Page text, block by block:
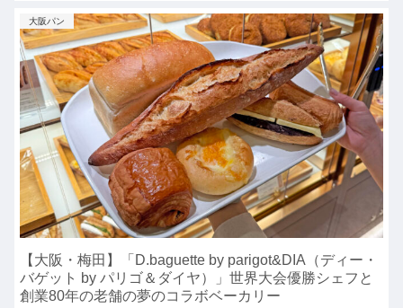
大阪パン
【大阪・梅田】「D.baguette by parigot&DIA（ディー・
バゲット by パリゴ＆ダイヤ）」世界大会優勝シェフと
創業80年の老舗の夢のコラボベーカリー